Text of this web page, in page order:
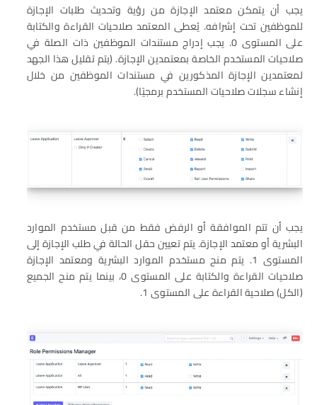
يجب أن يتمكن معتمد الإجازة من رؤية وتحديث طلبات الإجازة
للموظفين تحت إشرافه. يُعطى المعتمد صلاحيات القراءة والكتابة
على المستوى 0. يجب إدراج مستندات الموظفين ذات الصلة في
صلاحيات المستخدم الخاصة بمعتمدين الإجازة. (يتم تقليل هذا الجهد
لمعتمدين الإجازة المذكورين في مستندات الموظفين من خلال
إنشاء سجلات صلاحيات المستخدم برمجيًا).
يجب أن تتم الموافقة أو الرفض فقط من قبل مستخدم الموارد
البشرية أو معتمد الإجازة. يتم تعيين حقل الحالة في طلب الإجازة إلى
المستوى 1. يتم منح مستخدم الموارد البشرية ومعتمد الإجازة
صلاحيات القراءة والكتابة على المستوى 0، بينما يتم منح الجميع
(الكل) صلاحية القراءة على المستوى 1.